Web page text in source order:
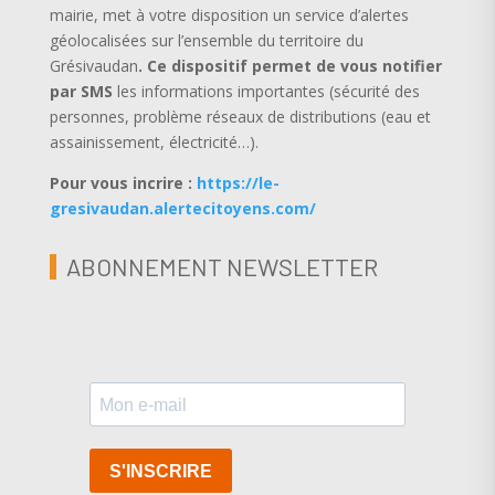
mairie, met à votre disposition un service d’alertes
géolocalisées sur l’ensemble du territoire du
Grésivaudan. Ce dispositif permet de vous notifier
par SMS les informations importantes (sécurité des
personnes, problème réseaux de distributions (eau et
assainissement, électricité…).
Pour vous incrire : https://le-
gresivaudan.alertecitoyens.com/
ABONNEMENT NEWSLETTER